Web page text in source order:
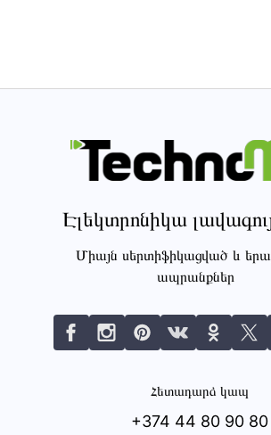
Էլեկտրոնիկա
Միայն սերտիֆիկացված և
ապրանքներ
Հետադարձ կապ
+374 44 80 90 80